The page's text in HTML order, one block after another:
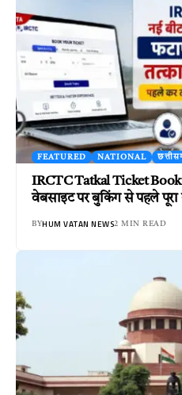
FEATURED NATIONAL
IRCTC Tatkal Ticket
वेबसाइट पर बुकिंग से पहले
BYHUM VATAN NEWS2 MIN READ